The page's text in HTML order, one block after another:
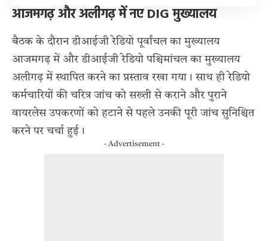
आजमगढ़ और अलीगढ़ में नए DIG मुख्यालय
बैठक के दौरान डीआईजी रेडियो पूर्वांचल का मुख्यालय
आजमगढ़ में और डीआईजी रेडियो पश्चिमांचल का मुख्यालय
अलीगढ़ में स्थापित करने का प्रस्ताव रखा गया। साथ ही रेडियो
कर्मचारियों की चरित्र जांच को सख्ती से कराने और पुराने
वायरलेस उपकरणों को हटाने से पहले उनकी पूरी जांच सुनिश्चित
करने पर चर्चा हुई।
- Advertisement -